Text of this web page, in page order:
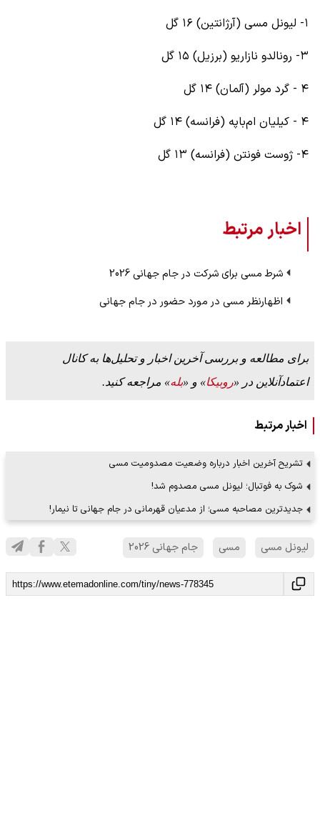
۱- لیونل مسی (آرژانتین) ۱۶ گل
۳- رونالدو نازاریو (برزیل) ۱۵ گل
۴ - گرد مولر (آلمان) ۱۴ گل
۴ - کیلیان ام‌باپه (فرانسه) ۱۴ گل
۴- ژوست فونتن (فرانسه) ۱۳ گل
اخبار مرتبط
شرط مسی برای شرکت در جام جهانی 2026
اظهارنظر مسی در مورد حضور در جام جهانی
برای مطالعه و بررسی آخرین اخبار و تحلیل‌ها به کانال
اعتمادآنلاین در «روبیکا» و «بله» مراجعه کنید.
اخبار مرتبط
تشریح آخرین اخبار درباره وضعیت مصدومیت مسی
شوک به فوتبال؛ لیونل مسی مصدوم شد!
جدیدترین مصاحبه مسی؛ از مدعیان قهرمانی در جام جهانی تا نیمار!
لیونل مسی مسی جام جهانی 2026